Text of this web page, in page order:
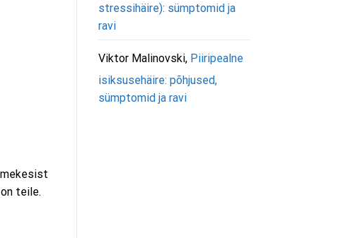
teile.
stressihäire): sümptomid ja
ravi
Viktor Malinovski, Piiripealne
isiksusehäire: põhjused,
sümptomid ja ravi